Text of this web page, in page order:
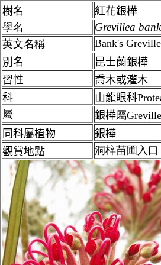
樹名
紅花銀樺
學名
Grevillea
英文名稱
Bank's
別名
昆士蘭銀樺
習性
喬木或灌木
科
山龍眼科
屬
銀樺屬
同科屬植物
銀樺
觀賞地點
洞梓苗圃入口